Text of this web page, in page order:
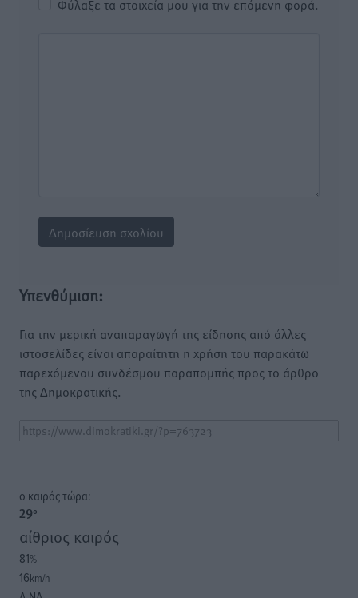
Φύλαξε τα στοιχεία μου για την επόμενη φορά.
Υπενθύμιση:
Για την μερική αναπαραγωγή της είδησης από άλλες
ιστοσελίδες είναι απαραίτητη η χρήση του παρακάτω
παρεχόμενου συνδέσμου παραπομπής προς το άρθρο
της Δημοκρατικής.
o καιρός τώρα:
29°
αίθριος καιρός
81%
16km/h